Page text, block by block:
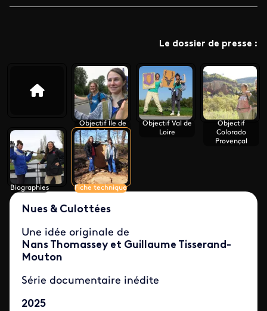
Le dossier de presse :
Objectif Île de
Sein
Objectif Val de
Loire
Objectif
Colorado
Provençal
Biographies Fiche technique
Nues & Culottées
Une idée originale de
Nans Thomassey et Guillaume Tisserand-
Mouton
Série documentaire inédite
2025